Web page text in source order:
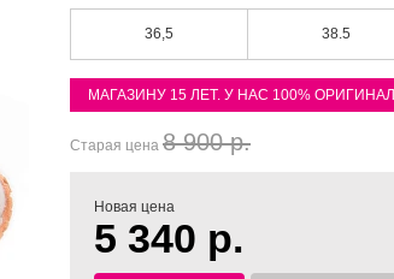
36,5 38.5
МАГАЗИНУ 15 ЛЕТ. У НАС 100% ОРИГИНАЛ
Старая цена 8 900 р.
Новая цена
5 340 р.